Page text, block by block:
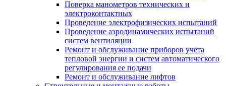
Поверка манометров технических и
электроконтактных
Проведение электрофизических испытаний
Проведение аэродинамических испытаний
систем вентиляции
Ремонт и обслуживание приборов учета
тепловой энергии и систем автоматического
регулирования ее подачи
Ремонт и обслуживание лифтов